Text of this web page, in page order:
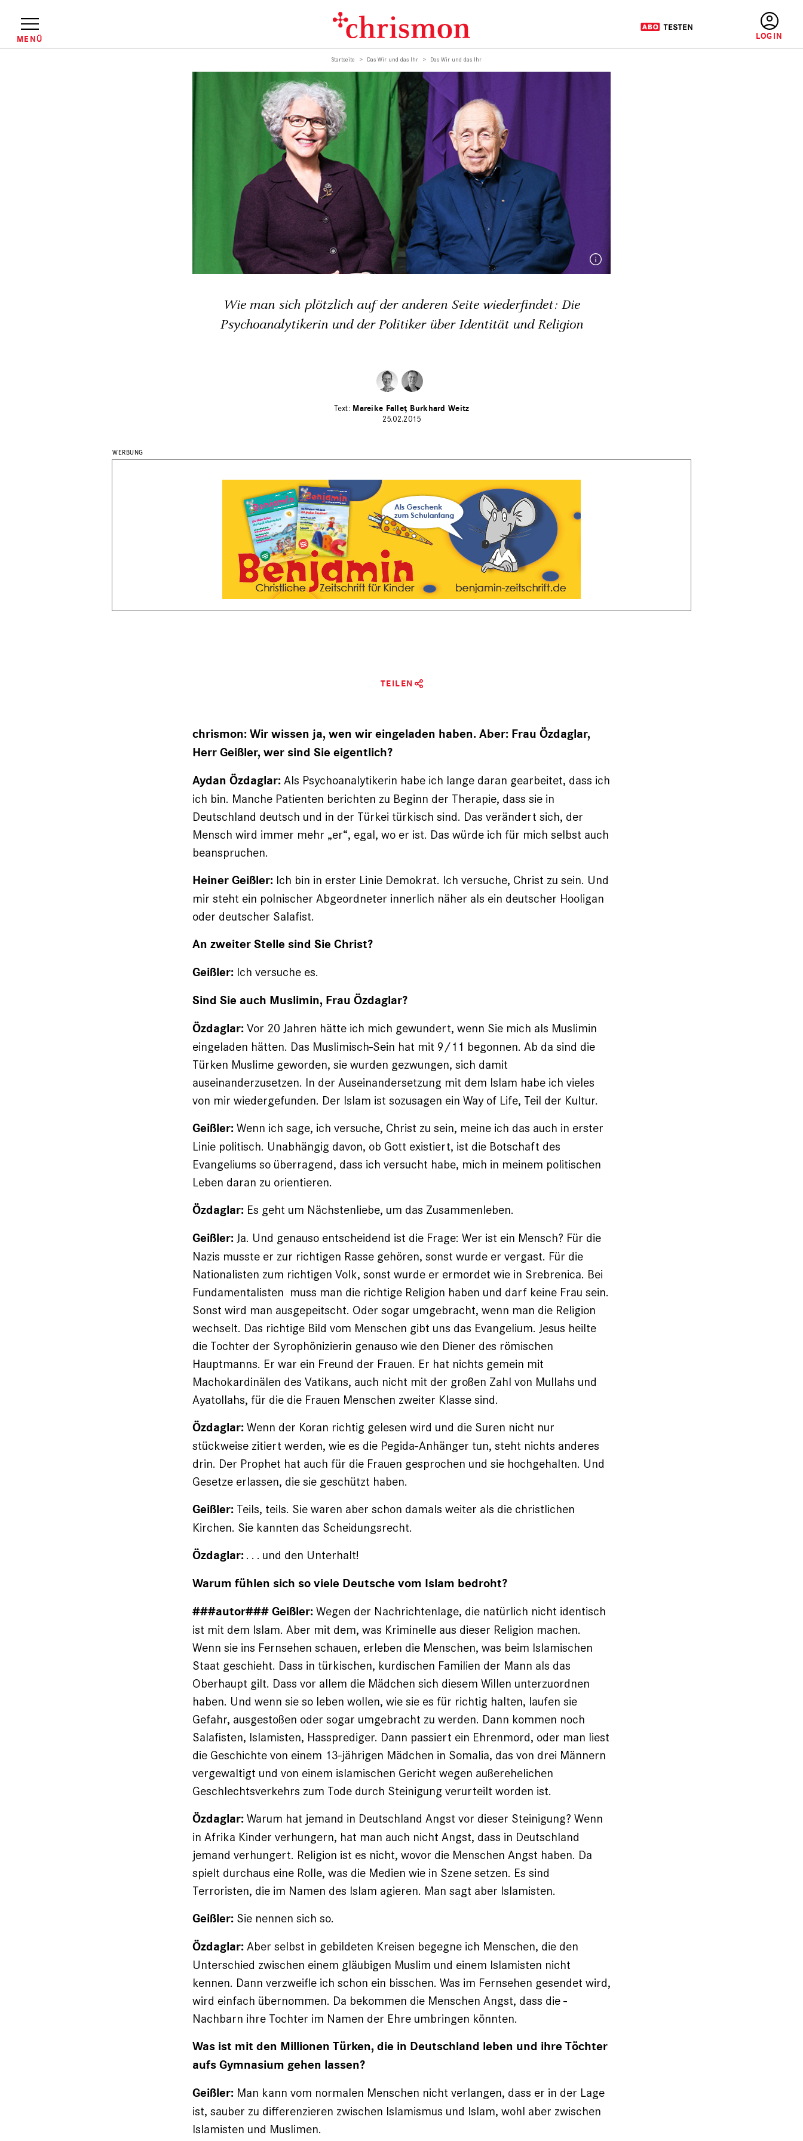
Inhalt
MENÜ
Startseite Das Wir und das Ihr Das Wir und das Ihr
Wie man sich plötzlich auf der anderen Seite wiederfindet: Die
Psychoanalytikerin und der Politiker über Identität und Religion
Mareike Fallet Burkhard Weitz
25.02.2015
TEILEN
chrismon:Wir wissen ja, wen wir eingeladen haben. Aber: Frau Özdaglar,
Herr Geißler, wer sind Sie eigentlich?
Aydan Özdaglar:Als Psychoanalytikerin habe ich lange daran gearbeitet, dass ich
ich bin. Manche Patienten berichten zu Beginn der Therapie, dass sie in
Deutschland deutsch und in der Türkei türkisch sind. Das verändert sich, der
Mensch wird immer mehr „er“, egal, wo er ist. Das würde ich für mich selbst auch
beanspruchen.
Heiner Geißler: Ich bin in erster Linie Demokrat. Ich versuche, Christ zu sein. Und
mir steht ein polnischer Abgeordneter inner­lich näher als ein deutscher Hooligan
oder deutscher Salafist.
An zweiter Stelle sind Sie Christ?
Geißler: Ich versuche es.
Sind Sie auch Muslimin, Frau Özdaglar?
Özdaglar:Vor 20 Jahren hätte ich mich gewundert, wenn Sie mich als Muslimin
eingeladen hätten. Das Muslimisch-Sein hat mit 9/11 begonnen. Ab da sind die
Türken Muslime geworden, sie wurden gezwungen, sich damit
auseinanderzusetzen. In der Auseinandersetzung mit dem Islam habe ich vieles
von mir wieder­gefunden. Der Islam ist sozusagen ein Way of Life, Teil der Kultur.
Geißler:Wenn ich sage, ich versuche, Christ zu sein, meine ich das auch in erster
Linie politisch. Unabhängig davon, ob Gott existiert, ist die Botschaft des
Evangeliums so überragend, dass ich versucht habe, mich in meinem politischen
Leben daran zu orientieren.
Özdaglar: Es geht um Nächstenliebe, um das Zusammenleben.
Geißler:Ja. Und genauso entscheidend ist die Frage: Wer ist ein Mensch? Für die
Nazis musste er zur richtigen Rasse gehören, sonst wurde er vergast. Für die
Nationalisten zum richtigen Volk, sonst wurde er ermordet wie in Srebrenica. Bei
Fundamentalisten muss man die richtige Religion haben und darf keine Frau sein.
Sonst wird man ausgepeitscht. Oder sogar umgebracht, wenn man die Religion
wechselt. Das richtige Bild vom Menschen gibt uns das Evangelium. Jesus heilte
die Tochter der Syrophönizierin genauso wie den Diener des römischen
Hauptmanns. Er war ein Freund der Frauen. Er hat nichts gemein mit
Machokardinälen des Vatikans, auch nicht mit der großen Zahl von Mullahs und
Ayatollahs, für die die Frauen Menschen zweiter Klasse sind.
Özdaglar:Wenn der Koran richtig gelesen wird und die Suren nicht nur
stückweise zitiert werden, wie es die Pegida-Anhänger tun, steht nichts anderes
drin. Der Prophet hat auch für die Frauen gesprochen und sie hochgehalten. Und
Gesetze erlassen, die sie geschützt haben.
Geißler: Teils, teils. Sie waren aber schon damals weiter als die christlichen
Kirchen. Sie kannten das Scheidungsrecht.
Özdaglar:. . . und den Unterhalt!
Warum fühlen sich so viele Deutsche vom Islam bedroht?
###autor### Geißler:Wegen der Nachrichtenlage, die natürlich nicht identisch
ist mit dem Islam. Aber mit dem, was Kriminelle aus dieser Religion machen.
Wenn sie ins Fernsehen schauen, erleben die Menschen, was beim Islamischen
Staat geschieht. Dass in türkischen, kurdischen Familien der Mann als das
Oberhaupt gilt. Dass vor allem die Mädchen sich diesem Willen unterzuordnen
haben. Und wenn sie so leben wollen, wie sie es für richtig halten, laufen sie
Gefahr, ausgestoßen oder sogar umgebracht zu werden. Dann kommen noch
Salafisten, Islamisten, Hassprediger. Dann passiert ein Ehrenmord, oder man liest
die Geschichte von einem 13-jährigen Mädchen in Somalia, das von drei Männern
ver­gewaltigt und von einem islamischen Gericht wegen außer­ehelichen
Geschlechtsverkehrs zum Tode durch Steinigung verurteilt worden ist.
Özdaglar:Warum hat jemand in Deutschland Angst vor dieser Steinigung? Wenn
in Afrika Kinder verhungern, hat man auch nicht Angst, dass in Deutschland
jemand verhungert. Religion ist es nicht, wovor die Menschen Angst haben. Da
spielt durchaus ­eine Rolle, was die Medien wie in Szene setzen. Es sind
Terroristen, die im Namen des Islam agieren. Man sagt aber Islamisten.
Geißler: Sie nennen sich so.
Özdaglar:Aber selbst in gebildeten Kreisen begegne ich Menschen, die den
Unterschied zwischen einem gläubigen Muslim und einem Islamisten nicht
kennen. Dann verzweifle ich schon ein bisschen. Was im Fernsehen gesendet wird,
wird einfach ­übernommen. Da bekommen die Menschen Angst, dass die ­
Nachbarn ihre Tochter im Namen der Ehre umbringen könnten.
Was ist mit den Millionen Türken, die in Deutschland leben und ihre Töchter
aufs Gymnasium gehen lassen?
Geißler: Man kann vom normalen Menschen nicht verlangen, dass er in der Lage
ist, sauber zu differenzieren zwischen Islamismus und Islam, wohl aber zwischen
Islamisten und Muslimen.